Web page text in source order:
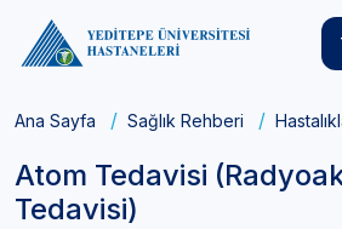
Ana Sayfa Sağlık Rehberi
Atom Tedavisi
Tedavisi)